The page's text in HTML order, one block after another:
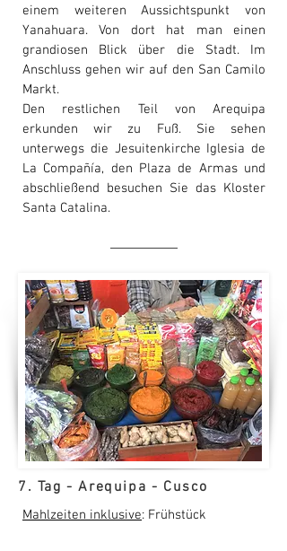
einem weiteren Aussichtspunkt von
Yanahuara. Von dort hat man einen
grandiosen Blick über die Stadt. Im
Anschluss gehen wir auf den San Camilo
Markt.
Den restlichen Teil von Arequipa
erkunden wir zu Fuß. Sie sehen
unterwegs die Jesuitenkirche Iglesia de
La Compañía, den Plaza de Armas und
abschließend besuchen Sie das Kloster
Santa Catalina.
7. Tag - Arequipa - Cusco
Mahlzeiten inklusive: Frühstück